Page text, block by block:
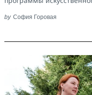
by София Горовая